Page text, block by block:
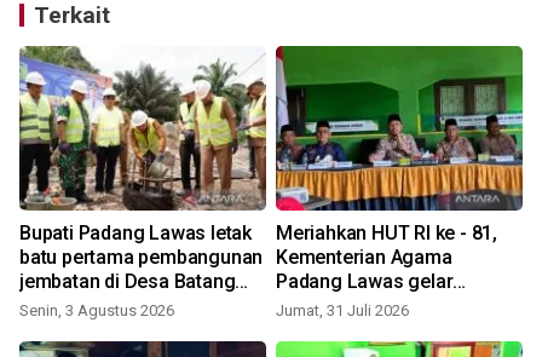
Terkait
Bupati Padang Lawas letak
batu pertama pembangunan
jembatan di Desa Batang
Bulu Baru
Senin, 3 Agustus 2026
Meriahkan HUT RI ke - 81,
Kementerian Agama
Padang Lawas gelar
berbagi kegiatan
Jumat, 31 Juli 2026